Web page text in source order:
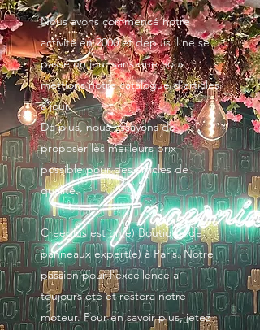
Nous avons commencé notre
activité en 2000 et depuis il ne se
passe un jour sans que nous
mettions notre catalogue d'articles
à jour.
De plus, nous essayons de
proposer les meilleurs prix
possible pour des articles de
qualité.
Creeplus est un(e) Boutique de
panneaux expert(e) à Paris. Notre
passion pour l'excellence a
toujours été et restera notre
moteur. Pour en savoir plus, jetez